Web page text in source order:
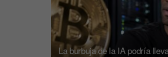
La burbuja de la IA podría